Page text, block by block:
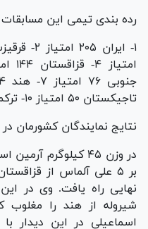
رده بندی تیمی این
تاجیکستان ۵۰ امتیاز ۱۰- ترکمنستان ۲۴ امتیاز
نتایج نمایندگان کشورمان
بر ۵ علی آلماس از
شیروله از هند را مغلوب